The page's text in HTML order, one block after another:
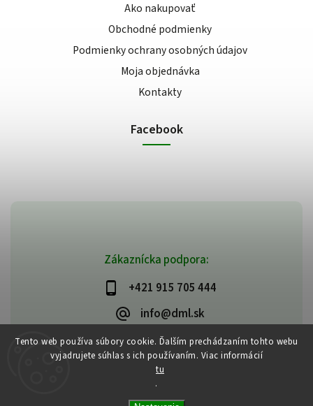
Tento web používa súbory cookie. Ďalším prechádzaním tohto webu
vyjadrujete súhlas s ich používaním. Viac informácií
tu
.
Zákaznícka podpora:
+421 915 705 444
info@dml.sk
Ako nakupovať
Obchodné podmienky
Podmienky ochrany osobných údajov
Moja objednávka
Kontakty
Facebook